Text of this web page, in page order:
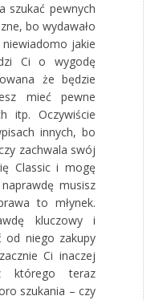
szukać pewnych
bo wydawało
jakie
Ci o wygodę
że będzie
mieć pewne
itp. Oczywiście
innych, bo
zachwala swój
Classic i mogę
musisz
to młynek.
kluczowy i
od niego zakupy
Ci inaczej
którego teraz
szukania – czy